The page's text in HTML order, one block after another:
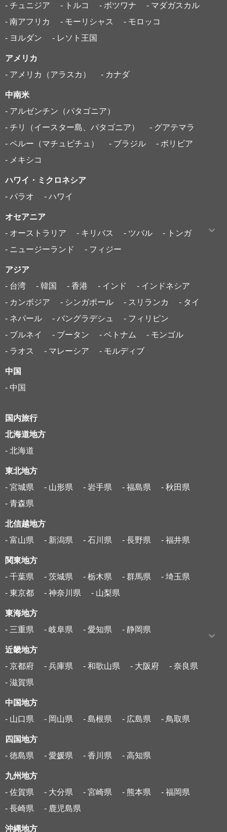
- チュニジア
- トルコ - ボツワナ
- マダガスカル
- 南アフリカ
- モーリシャス
- モロッコ
- ヨルダン
- レソト王国
アメリカ
- アメリカ（アラスカ）
- カナダ
中南米
- アルゼンチン（パタゴニア）
- チリ（イースター島、パタゴニア）
- グアテマラ
- ペルー（マチュピチュ）
- ブラジル
- ボリビア
- メキシコ
ハワイ・ミクロネシア
- パラオ
- ハワイ
オセアニア
- オーストラリア
- キリバス - ツバル
- トンガ
- ニュージーランド
- フィジー
アジア
- 台湾
- 韓国 - 香港 - インド
- インドネシア
- カンボジア
- シンガポール - スリランカ
- タイ
- ネパール
- バングラデシュ
- フィリピン
- ブルネイ
- ブータン - ベトナム
- モンゴル
- ラオス
- マレーシア - モルディブ
中国
- 中国
国内旅行
北海道地方
- 北海道
東北地方
- 宮城県
- 山形県 - 岩手県 - 福島県
- 秋田県
- 青森県
北信越地方
- 富山県
- 新潟県 - 石川県 - 長野県 - 福井県
関東地方
- 千葉県
- 茨城県 - 栃木県 - 群馬県
- 埼玉県
- 東京都
- 神奈川県 - 山梨県
東海地方
- 三重県
- 岐阜県 - 愛知県 - 静岡県
近畿地方
- 京都府
- 兵庫県 - 和歌山県 - 大阪府
- 奈良県
- 滋賀県
中国地方
- 山口県
- 岡山県 - 島根県 - 広島県 - 鳥取県
四国地方
- 徳島県
- 愛媛県 - 香川県 - 高知県
九州地方
- 佐賀県
- 大分県 - 宮崎県 - 熊本県
- 福岡県
- 長崎県
- 鹿児島県
沖縄地方